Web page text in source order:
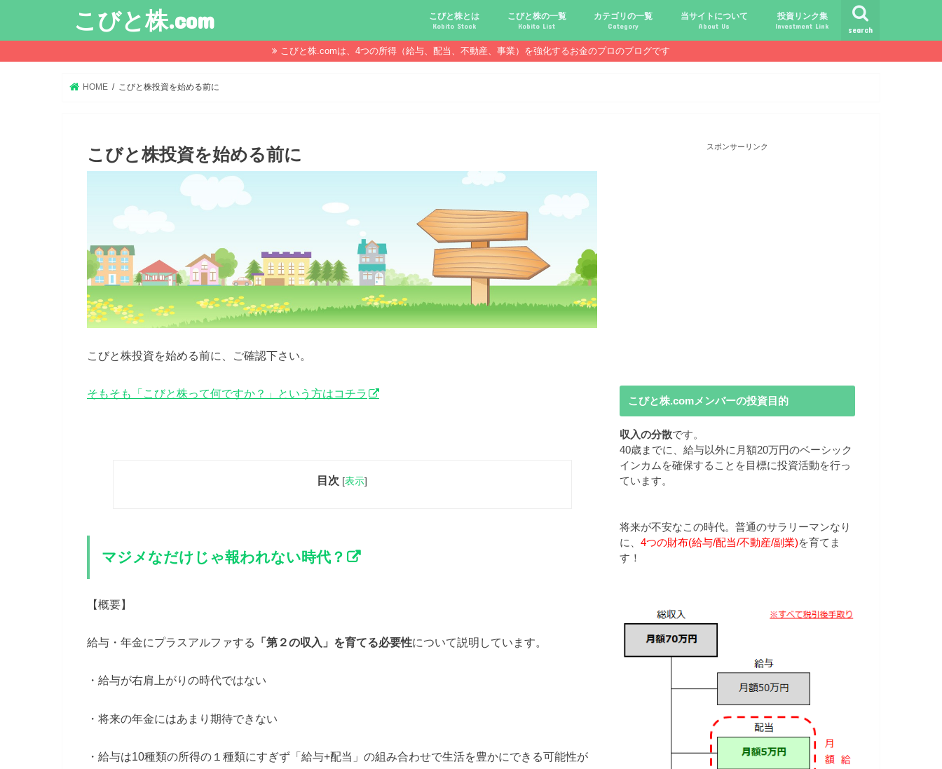
こびと株.com search
こびと株とは
Kobito Stock
こびと株投資を始める前に マジメなだけじゃ報われない時代？
配当金が守る、今-老後-子供達！
配当金があればこんなに遊べる！
債券・投信・中古１Rとの違い
口座開設！こびと探しの旅へ！
必ず知っておきたい専門用語集
こびと株の10条件
こびと株のメリット,デメリット
こびと株の投資10原則
こびと株投資のモデル紹介
こびと株の一覧
Kobito List
こびとNo.2169 CDS
こびとNo.4762 エックスネット
こびとNo.7751 キヤノン
こびとNo.7820 ニホンフラッシュ
こびとNo.7921 宝印刷
こびとNo.9986 蔵王産業
カテゴリの一覧
Category
こびと株.comライフ
給与ハック
副業ハック
配当金ハック
年金ハック
倹約ハック
当サイトについて
About Us
投資リンク集
Investment Link
こびと株.comは、4つの所得（給与、配当、不動産、事業）を強化するお金のプロのブログです
HOME こびと株投資を始める前に
こびと株投資を始める前に
こびと株投資を始める前に、ご確認下さい。
そもそも「こびと株って何ですか？」という方はコチラ
目次 [表示]
マジメなだけじゃ報われない時代？
【概要】
給与・年金にプラスアルファする 「第２の収入」を育てる必要性について説明しています。
・給与が右肩上がりの時代ではない
・将来の年金にはあまり期待できない
・給与は10種類の所得の１種類にすぎず「給与+配当」の組み合わせで生活を豊かにできる可能性が
スポンサーリンク
こびと株.comメンバーの投資目的
収入の分散です。
40歳までに、給与以外に月額20万円のベーシック
インカムを確保することを目標に投資活動を行っ
ています。
将来が不安なこの時代。普通のサラリーマンなり
に、 4つの財布(給与/配当/不動産/副業)を育てま
す！